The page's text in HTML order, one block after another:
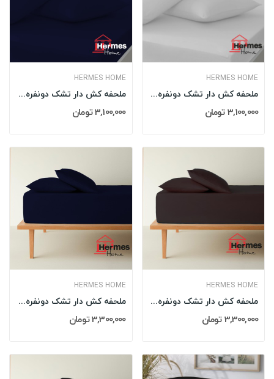
HERMES HOME
ملحفه کش دار تشک دونفره 160 کویین هرمس HERMES...
3,100,000 تومان
HERMES HOME
ملحفه کش دار تشک دونفره 160 کویین هرمس HERMES...
3,100,000 تومان
HERMES HOME
ملحفه کش دار تشک دونفره 180 کینگ هرمس HERMES...
3,300,000 تومان
HERMES HOME
ملحفه کش دار تشک دونفره 180 کینگ هرمس HERMES...
3,300,000 تومان